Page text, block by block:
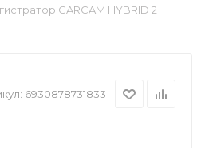
CARCAM HYBRID 2
6930878731833